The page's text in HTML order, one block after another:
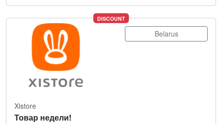
DISCOUNT
Belarus
Xistore
Товар недели!